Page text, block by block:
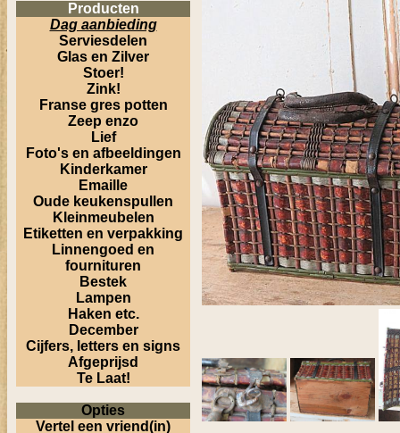
Producten
Dag aanbieding
Serviesdelen
Glas en Zilver
Stoer!
Zink!
Franse gres potten
Zeep enzo
Lief
Foto's en afbeeldingen
Kinderkamer
Emaille
Oude keukenspullen
Kleinmeubelen
Etiketten en verpakking
Linnengoed en
fournituren
Bestek
Lampen
Haken etc.
December
Cijfers, letters en signs
Afgeprijsd
Te Laat!
Opties
Vertel een vriend(in)